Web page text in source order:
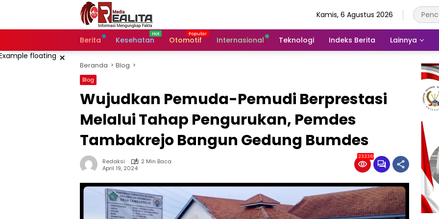
Kamis, 6 Agustus 2026
Berita Kesehatan Otomotif Internasional Teknologi Indeks Berita Lainnya
× Beranda Blog
Blog
Wujudkan Pemuda-Pemudi Berprestasi
Melalui Tahap Pengurukan, Pemdes
Tambakrejo Bangun Gedung Bumdes
Redaksi
2 Min Baca
April 19, 2024
233369